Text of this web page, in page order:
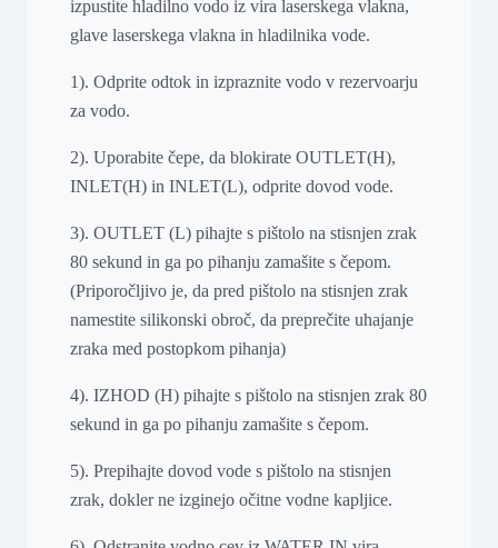
izpustite hladilno vodo iz vira laserskega vlakna,
glave laserskega vlakna in hladilnika vode.
1). Odprite odtok in izpraznite vodo v rezervoarju
za vodo.
2). Uporabite čepe, da blokirate OUTLET(H),
INLET(H) in INLET(L), odprite dovod vode.
3). OUTLET (L) pihajte s pištolo na stisnjen zrak
80 sekund in ga po pihanju zamašite s čepom.
(Priporočljivo je, da pred pištolo na stisnjen zrak
namestite silikonski obroč, da preprečite uhajanje
zraka med postopkom pihanja)
4). IZHOD (H) pihajte s pištolo na stisnjen zrak 80
sekund in ga po pihanju zamašite s čepom.
5). Prepihajte dovod vode s pištolo na stisnjen
zrak, dokler ne izginejo očitne vodne kapljice.